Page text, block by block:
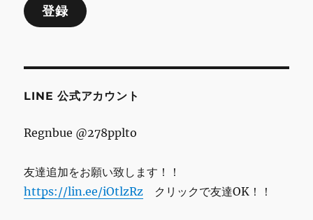
ア
ス
登録
LINE 公式アカウント
Regnbue @278pplto
友達追加をお願い致します！！
https://lin.ee/iOtlzRz クリックで友達OK！！